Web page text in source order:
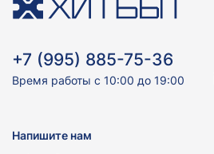
+7 (995) 885-75-36
Время работы с 10:00 до 19:00
Напишите нам